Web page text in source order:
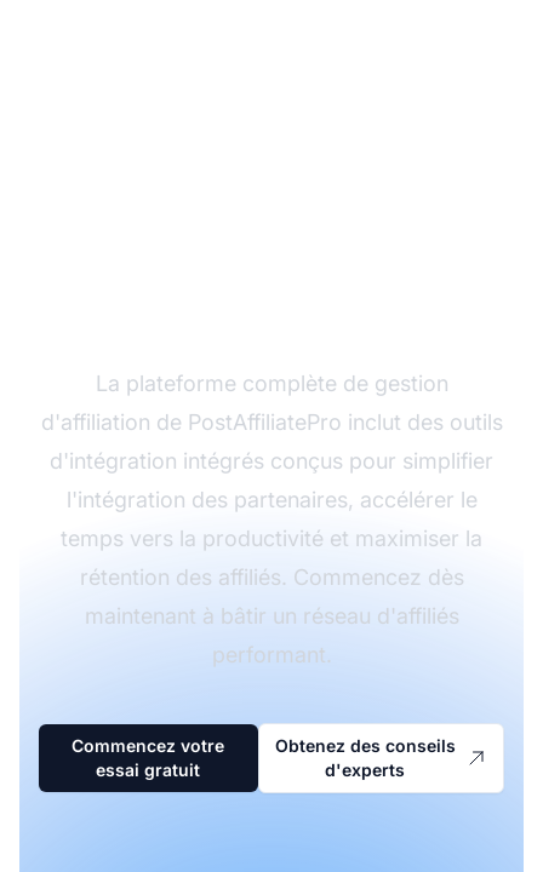
La plateforme complète de gestion
d'affiliation de PostAffiliatePro inclut des outils
d'intégration intégrés conçus pour simplifier
l'intégration des partenaires, accélérer le
temps vers la productivité et maximiser la
rétention des affiliés. Commencez dès
maintenant à bâtir un réseau d'affiliés
performant.
Commencez votre
essai gratuit
Obtenez des conseils
d'experts